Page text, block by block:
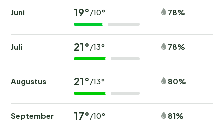
Juni 19°/10° 78%
Juli 21°/13° 78%
Augustus 21°/13° 80%
September 17°/10° 81%